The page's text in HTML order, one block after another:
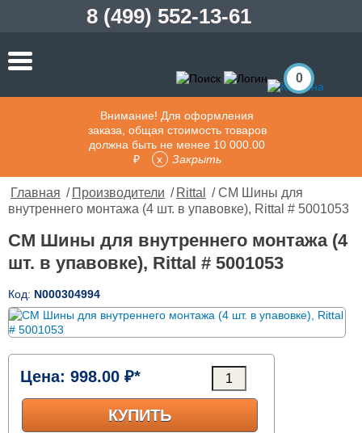
8 (499) 552-13-61
0
Внимание! Для оформления
заказа, общая стоимость товаров
должна быть не менее 10 000.00
₽
Закрыть
Главная / Производители / Rittal
/ CM Шины для
внутреннего монтажа (4 шт. в упавовке), Rittal # 5001053
CM Шины для внутреннего монтажа (4
шт. в упавовке), Rittal # 5001053
Код: N000304994
Цена: 998.00 ₽*
КУПИТЬ